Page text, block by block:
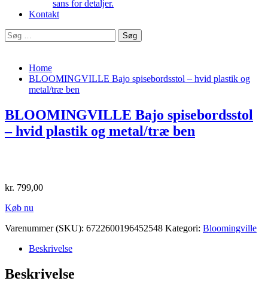
sans for detaljer.
Kontakt
Søg
efter:
Home
BLOOMINGVILLE Bajo spisebordsstol – hvid plastik og
metal/træ ben
BLOOMINGVILLE Bajo spisebordsstol
– hvid plastik og metal/træ ben
kr. 799,00
Køb nu
Varenummer (SKU): 6722600196452548 Kategori: Bloomingville
Beskrivelse
Beskrivelse